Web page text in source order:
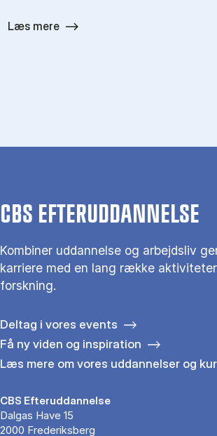
Læs mere
CBS EFTERUDDANNELSE
Kombiner uddannelse og arbejdsliv
karriere med en lang række
forskning.
Deltag i vores events
Få ny viden og inspiration
Læs mere om vores uddannelser og
CBS Efteruddannelse
Dalgas Have 15
2000 Frederiksberg